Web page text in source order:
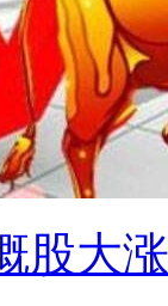
股大